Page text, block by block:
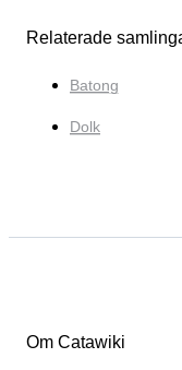
Relaterade
Batong
Dolk
Om Catawiki